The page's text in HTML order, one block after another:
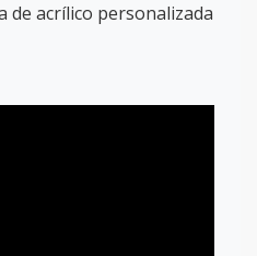
de acrílico personalizada